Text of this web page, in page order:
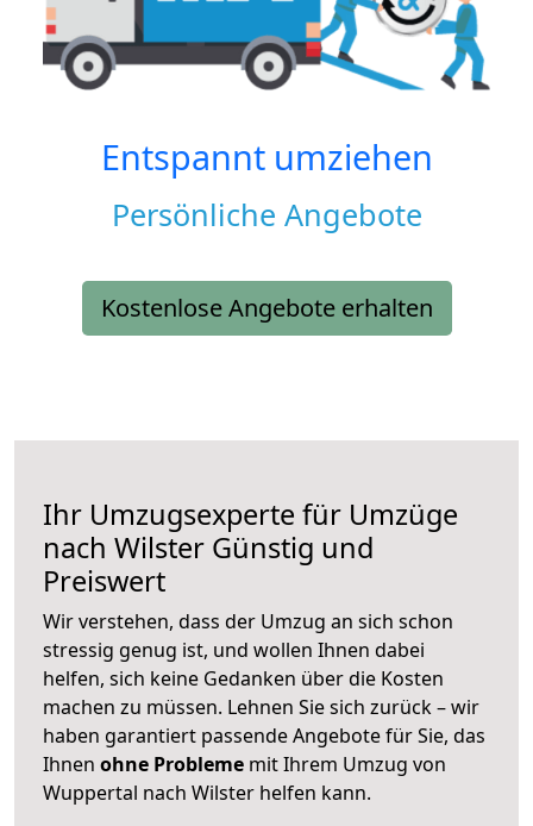
Entspannt umziehen
Persönliche Angebote
Kostenlose Angebote erhalten
Ihr Umzugsexperte für Umzüge
nach Wilster Günstig und
Preiswert
Wir verstehen, dass der Umzug an sich schon
stressig genug ist, und wollen Ihnen dabei
helfen, sich keine Gedanken über die Kosten
machen zu müssen. Lehnen Sie sich zurück – wir
haben garantiert passende Angebote für Sie, das
Ihnen ohne Probleme mit Ihrem Umzug von
Wuppertal nach Wilster helfen kann.